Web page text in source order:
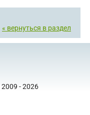
« вернуться в раздел
2009 - 2026